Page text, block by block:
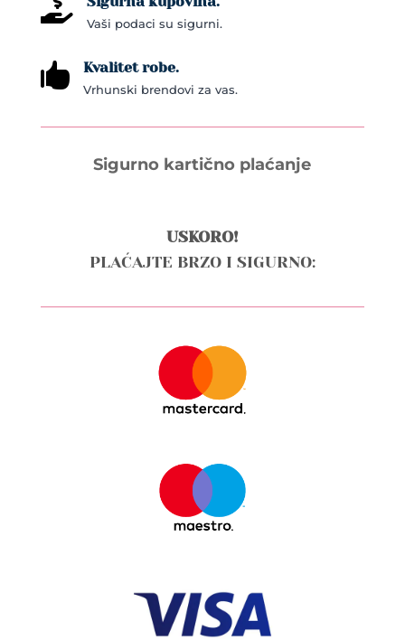
 Vaši podaci su sigurni.
 Kvalitet robe.
Vrhunski brendovi za vas.
Sigurno kartično plaćanje
USKORO!
PLAĆAJTE BRZO I SIGURNO: